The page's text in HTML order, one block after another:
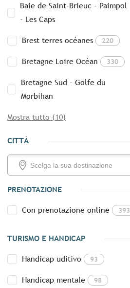
Baie de Saint-Brieuc - Paimpol
- Les Caps
Brest terres océanes 220
Bretagne Loire Océan 330
Bretagne Sud - Golfe du
Morbihan
Mostra tutto (10)
CITTÀ
PRENOTAZIONE
Con prenotazione online 393
TURISMO E HANDICAP
Handicap uditivo 93
Handicap mentale 98